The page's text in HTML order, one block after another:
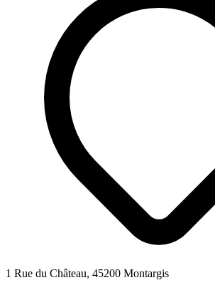
1 Rue du Château, 45200 Montargis